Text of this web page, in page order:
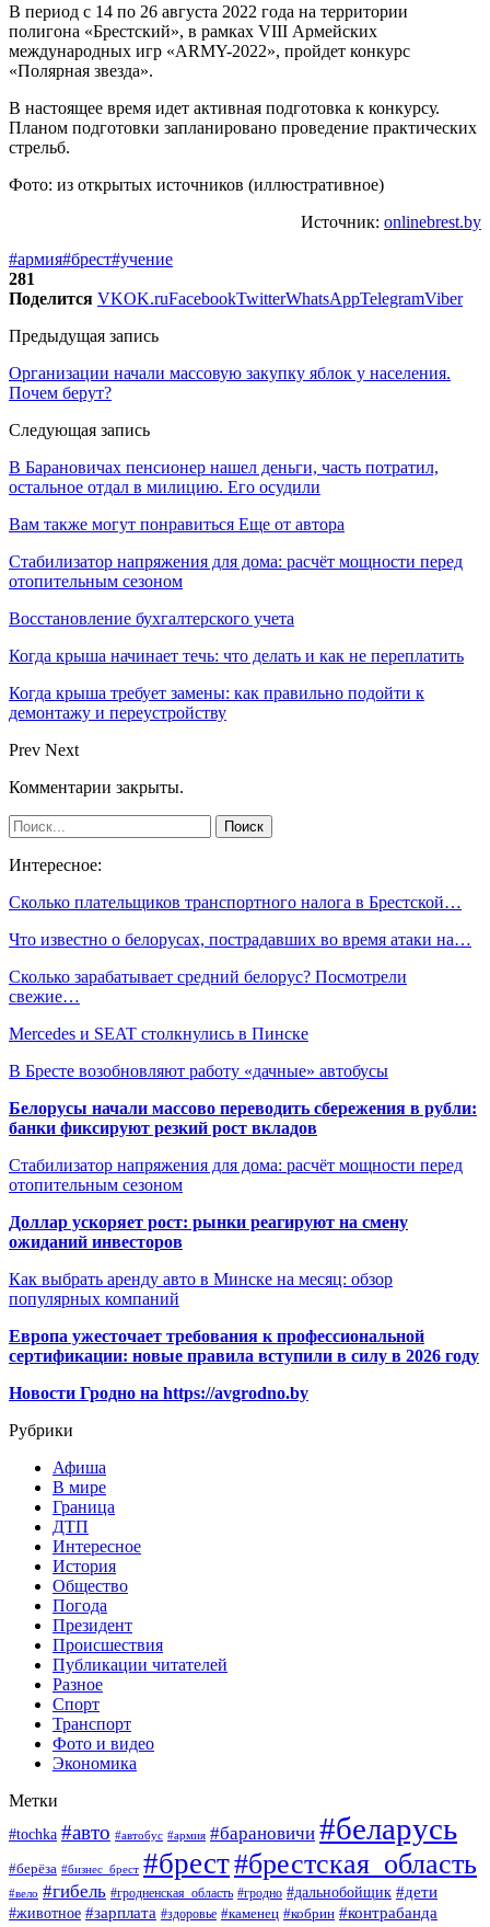
В период с 14 по 26 августа 2022 года на территории
полигона «Брестский», в рамках VIII Армейских
международных игр «ARMY-2022», пройдет конкурс
«Полярная звезда».
В настоящее время идет активная подготовка к конкурсу.
Планом подготовки запланировано проведение практических
стрельб.
Фото: из открытых источников (иллюстративное)
Источник: onlinebrest.by
#армия#брест#учение
281
Поделится VKOK.ruFacebookTwitterWhatsAppTelegramViber
Предыдущая запись
Организации начали массовую закупку яблок у населения.
Почем берут?
Следующая запись
В Барановичах пенсионер нашел деньги, часть потратил,
остальное отдал в милицию. Его осудили
Вам также могут понравиться Еще от автора
Стабилизатор напряжения для дома: расчёт мощности перед
отопительным сезоном
Восстановление бухгалтерского учета
Когда крыша начинает течь: что делать и как не переплатить
Когда крыша требует замены: как правильно подойти к
демонтажу и переустройству
Prev Next
Комментарии закрыты.
Интересное:
Сколько плательщиков транспортного налога в Брестской…
Что известно о белорусах, пострадавших во время атаки на…
Сколько зарабатывает средний белорус? Посмотрели
свежие…
Mercedes и SEAT столкнулись в Пинске
В Бресте возобновляют работу «дачные» автобусы
Белорусы начали массово переводить сбережения в рубли:
банки фиксируют резкий рост вкладов
Стабилизатор напряжения для дома: расчёт мощности перед
отопительным сезоном
Доллар ускоряет рост: рынки реагируют на смену
ожиданий инвесторов
Как выбрать аренду авто в Минске на месяц: обзор
популярных компаний
Европа ужесточает требования к профессиональной
сертификации: новые правила вступили в силу в 2026 году
Новости Гродно на https://avgrodno.by
Рубрики
Афиша
В мире
Граница
ДТП
Интересное
История
Общество
Погода
Президент
Происшествия
Публикации читателей
Разное
Спорт
Транспорт
Фото и видео
Экономика
Метки
#tochka #авто #автобус #армия #барановичи #беларусь
#берёза #бизнес_брест #брест#брестская_область
#вело #гибель #гродненская_область #гродно #дальнобойщик #дети
#животное #зарплата #здоровье #каменец #кобрин #контрабанда